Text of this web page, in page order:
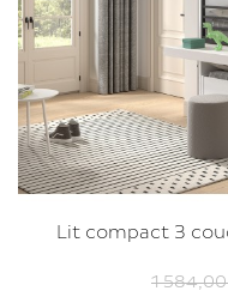
Lit compact 3
1